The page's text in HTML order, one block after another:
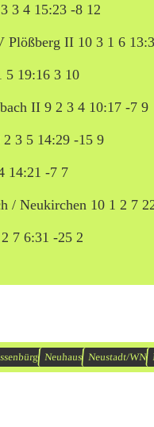
3 4 15:23 -8 12
Plößberg II 10 3 1 6
5 19:16 3 10
II 9 2 3 4 10:17 -7 9
2 3 5 14:29 -15 9
14:21 -7 7
/ Neukirchen 10 1 2 7
7 6:31 -25 2
Neuhaus Neustadt/WN